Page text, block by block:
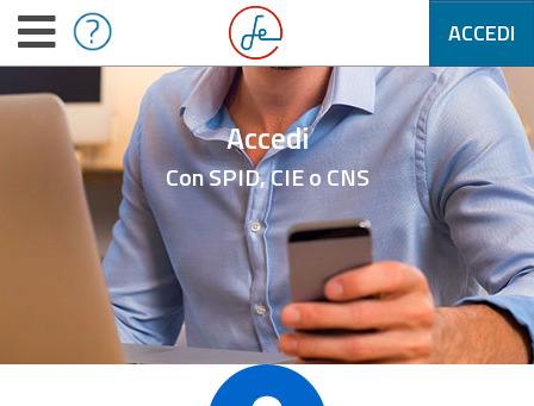
ACCEDI
Accedi
Con SPID, CIE o CNS